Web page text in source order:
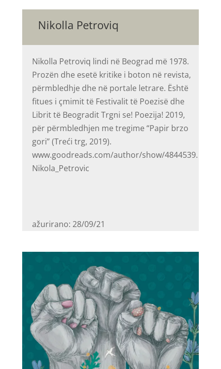
Nikolla Petroviq
Nikolla Petroviq lindi në Beograd më 1978.
Prozën dhe esetë kritike i boton në revista,
përmbledhje dhe në portale letrare. Është
fitues i çmimit të Festivalit të Poezisë dhe
Librit të Beogradit Trgni se! Poezija! 2019,
për përmbledhjen me tregime “Papir brzo
gori” (Treći trg, 2019).
www.goodreads.com/author/show/4844539.
Nikola_Petrovic
ažurirano: 28/09/21